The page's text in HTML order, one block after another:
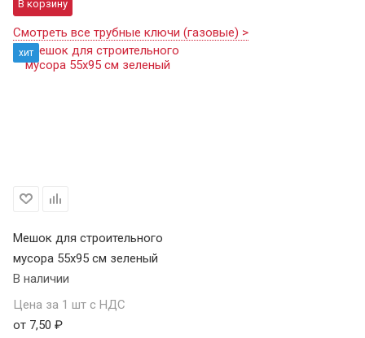
В корзину
Смотреть все трубные ключи (газовые) >
хит
Мешок для строительного
мусора 55х95 см зеленый
В наличии
Цена за 1 шт с НДС
от 7,50 ₽